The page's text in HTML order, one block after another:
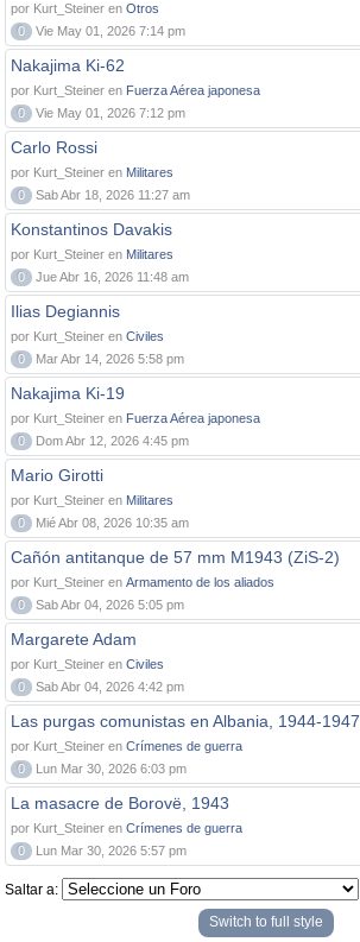
por Kurt_Steiner en Otros
0
Vie May 01, 2026 7:14 pm
Nakajima Ki-62
por Kurt_Steiner en Fuerza Aérea japonesa
0
Vie May 01, 2026 7:12 pm
Carlo Rossi
por Kurt_Steiner en Militares
0
Sab Abr 18, 2026 11:27 am
Konstantinos Davakis
por Kurt_Steiner en Militares
0
Jue Abr 16, 2026 11:48 am
Ilias Degiannis
por Kurt_Steiner en Civiles
0
Mar Abr 14, 2026 5:58 pm
Nakajima Ki-19
por Kurt_Steiner en Fuerza Aérea japonesa
0
Dom Abr 12, 2026 4:45 pm
Mario Girotti
por Kurt_Steiner en Militares
0
Mié Abr 08, 2026 10:35 am
Cañón antitanque de 57 mm M1943 (ZiS-2)
por Kurt_Steiner en Armamento de los aliados
0
Sab Abr 04, 2026 5:05 pm
Margarete Adam
por Kurt_Steiner en Civiles
0
Sab Abr 04, 2026 4:42 pm
Las purgas comunistas en Albania, 1944-1947
por Kurt_Steiner en Crímenes de guerra
0
Lun Mar 30, 2026 6:03 pm
La masacre de Borovë, 1943
por Kurt_Steiner en Crímenes de guerra
0
Lun Mar 30, 2026 5:57 pm
Saltar a:
Switch to full style